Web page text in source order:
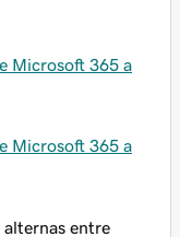
Microsoft 365 a
Microsoft 365 a
entre